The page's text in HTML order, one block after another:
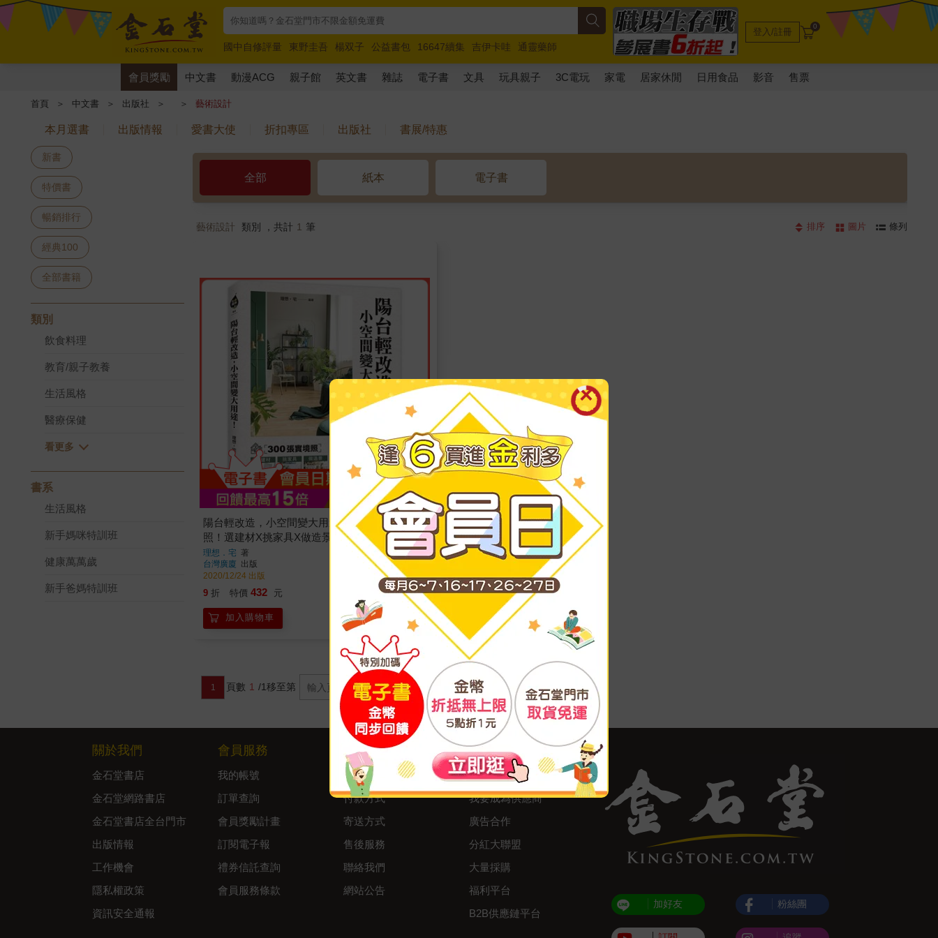
國中自修評量 東野圭吾 楊双子 公益書包 16647續集 吉伊卡哇
通靈藥師
唯紅花綻放
奧德賽 路邊攤新作 馬斯克 玩具總動員5 超慢跑
登入/註冊 0
會員獎勵 中文書 動漫ACG 親子館 英文書 雜誌 電子書 文具 玩具親子 3C電玩 家電 居家休閒 日用食品 影音 售票
首頁 ＞ 中文書 ＞ 出版社 ＞ ＞ 藝術設計
本月選書 出版情報 愛書大使 折扣專區 出版社 書展/特惠
新書
特價書
暢銷排行
經典100
全部書籍
類別
飲食料理
教育/親子教養
生活風格
醫療保健
書系
生活風格
新手媽咪特訓班
健康萬萬歲
新手爸媽特訓班
全部 紙本 電子書
藝術設計 類別 ，共計 1 筆 排序 圖片 條列
陽台輕改造，小空間變大用途！：300張實境
照！選建材X挑家具X做造景，兼具美感與功能的
10大類設計
理想．宅 著
台灣廣廈 出版
2020/12/24 出版
9 折 特價 432 元
加入購物車
1 頁數 1 /1移至第 頁
關於我們
金石堂書店
金石堂網路書店
金石堂書店全台門市
出版情報
工作機會
隱私權政策
資訊安全通報
會員服務
我的帳號
訂單查詢
會員獎勵計畫
訂閱電子報
禮券信託查詢
會員服務條款
客服中心
購物說明
付款方式
寄送方式
售後服務
聯絡我們
網站公告
合作與服務
異業合作
我要成為供應商
廣告合作
分紅大聯盟
大量採購
福利平台
B2B供應鏈平台
加好友 粉絲團